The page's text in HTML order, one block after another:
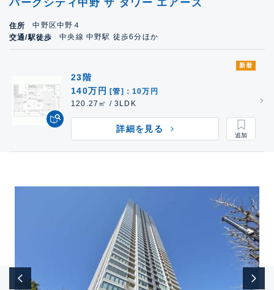
パークシティ中野 ザ タワー エアーズ
住所
中野区中野４
交通/駅徒歩
中央線 中野駅 徒歩6分ほか
新着
23階
140万円
[管]：10万円
120.27㎡ / 3LDK
詳細を見る